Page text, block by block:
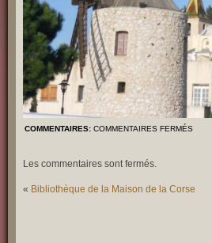
COMMENTAIRES: COMMENTAIRES FERMÉS
Les commentaires sont fermés.
« Bibliothèque de la Maison de la Corse